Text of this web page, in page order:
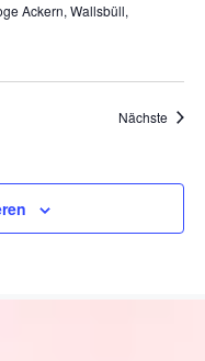
Ackern, Wallsbüll,
Nächste